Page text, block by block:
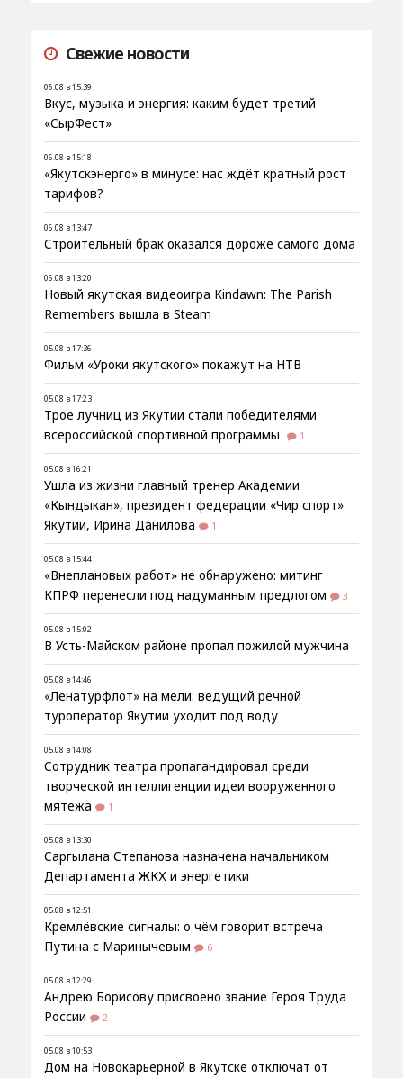
Свежие новости
06.08 в 15:39
Вкус, музыка и энергия: каким будет третий
«СырФест»
06.08 в 15:18
«Якутскэнерго» в минусе: нас ждёт кратный рост
тарифов?
06.08 в 13:47
Строительный брак оказался дороже самого дома
06.08 в 13:20
Новый якутская видеоигра Kindawn: The Parish
Remembers вышла в Steam
05.08 в 17:36
Фильм «Уроки якутского» покажут на НТВ
05.08 в 17:23
Трое лучниц из Якутии стали победителями
всероссийской спортивной программы
1
05.08 в 16:21
Ушла из жизни главный тренер Академии
«Кындыкан», президент федерации «Чир спорт»
Якутии, Ирина Данилова
1
05.08 в 15:44
«Внеплановых работ» не обнаружено: митинг
КПРФ перенесли под надуманным предлогом
3
05.08 в 15:02
В Усть-Майском районе пропал пожилой мужчина
05.08 в 14:46
«Ленатурфлот» на мели: ведущий речной
туроператор Якутии уходит под воду
05.08 в 14:08
Сотрудник театра пропагандировал среди
творческой интеллигенции идеи вооруженного
мятежа
1
05.08 в 13:30
Саргылана Степанова назначена начальником
Департамента ЖКХ и энергетики
05.08 в 12:51
Кремлёвские сигналы: о чём говорит встреча
Путина с Маринычевым
6
05.08 в 12:29
Андрею Борисову присвоено звание Героя Труда
России
2
05.08 в 10:53
Дом на Новокарьерной в Якутске отключат от